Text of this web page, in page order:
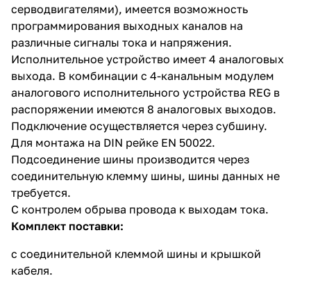
серводвигателями), имеется возможность
программирования выходных каналов на
различные сигналы тока и напряжения.
Исполнительное устройство имеет 4 аналоговых
выхода. В комбинации с 4-канальным модулем
аналогового исполнительного устройства REG в
распоряжении имеются 8 аналоговых выходов.
Подключение осуществляется через субшину.
Для монтажа на DIN рейке EN 50022.
Подсоединение шины производится через
соединительную клемму шины, шины данных не
требуется.
С контролем обрыва провода к выходам тока.
Комплект поставки:
с соединительной клеммой шины и крышкой
кабеля.